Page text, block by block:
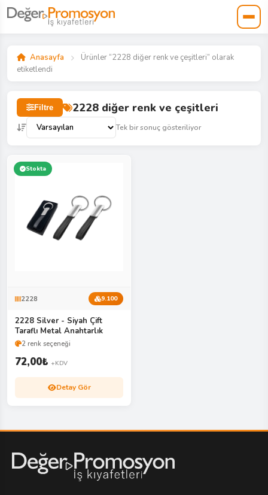
Anasayfa
Ürünler “2228 diğer renk ve çeşitleri” olarak
etiketlendi
Filtre 2228 diğer renk ve çeşitleri
Tek bir sonuç gösteriliyor
Stokta
2228 9.100
2228 Silver - Siyah Çift
Taraflı Metal Anahtarlık
2 renk seçeneği
72,00₺ +KDV
Detay Gör